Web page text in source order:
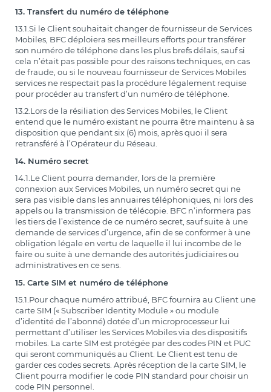
13. Transfert du numéro de téléphone
13.1.Si le Client souhaitait changer de fournisseur de Services
Mobiles, BFC déploiera ses meilleurs efforts pour transférer
son numéro de téléphone dans les plus brefs délais, sauf si
cela n’était pas possible pour des raisons techniques, en cas
de fraude, ou si le nouveau fournisseur de Services Mobiles
services ne respectait pas la procédure légalement requise
pour procéder au transfert d’un numéro de téléphone.
13.2.Lors de la résiliation des Services Mobiles, le Client
entend que le numéro existant ne pourra être maintenu à sa
disposition que pendant six (6) mois, après quoi il sera
retransféré à l’Opérateur du Réseau.
14. Numéro secret
14.1.Le Client pourra demander, lors de la première
connexion aux Services Mobiles, un numéro secret qui ne
sera pas visible dans les annuaires téléphoniques, ni lors des
appels ou la transmission de télécopie. BFC n’informera pas
les tiers de l’existence de ce numéro secret, sauf suite à une
demande de services d’urgence, afin de se conformer à une
obligation légale en vertu de laquelle il lui incombe de le
faire ou suite à une demande des autorités judiciaires ou
administratives en ce sens.
15. Carte SIM et numéro de téléphone
15.1.Pour chaque numéro attribué, BFC fournira au Client une
carte SIM (« Subscriber Identity Module » ou module
d’identité de l’abonné) dotée d’un microprocesseur lui
permettant d’utiliser les Services Mobiles via des dispositifs
mobiles. La carte SIM est protégée par des codes PIN et PUC
qui seront communiqués au Client. Le Client est tenu de
garder ces codes secrets. Après réception de la carte SIM, le
Client pourra modifier le code PIN standard pour choisir un
code PIN personnel.